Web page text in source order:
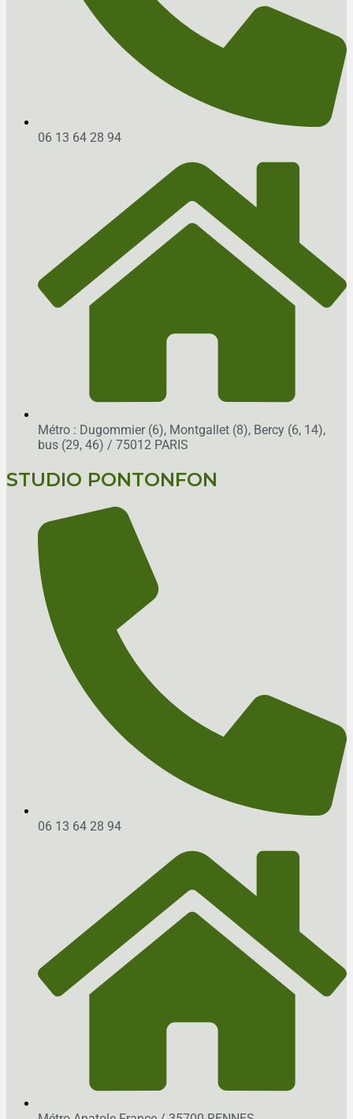
06 13 64 28 94
Métro : Dugommier (6), Montgallet (8), Bercy (6, 14),
bus (29, 46) / 75012 PARIS
STUDIO PONTONFON
06 13 64 28 94